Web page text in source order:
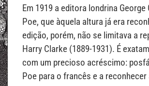
Em 1919 a editora londrina
Poe, que àquela altura já era
edição, porém, não se limitava a
Harry Clarke (1889-1931). É
com um precioso acréscimo:
Poe para o francês e a